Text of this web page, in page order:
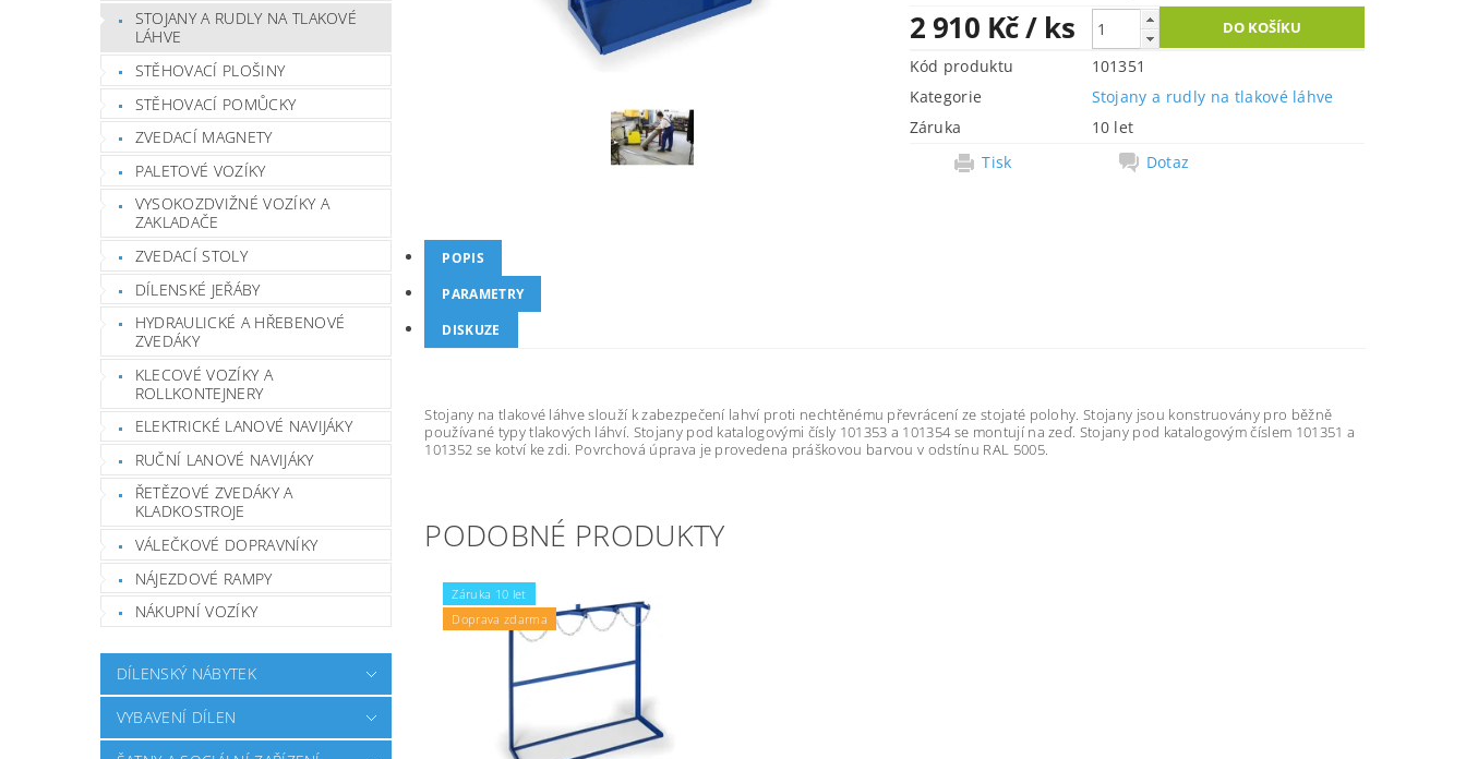
STOJANY A RUDLY NA TLAKOVÉ
LÁHVE
STĚHOVACÍ PLOŠINY
STĚHOVACÍ POMŮCKY
ZVEDACÍ MAGNETY
PALETOVÉ VOZÍKY
VYSOKOZDVIŽNÉ VOZÍKY A
ZAKLADAČE
ZVEDACÍ STOLY
DÍLENSKÉ JEŘÁBY
HYDRAULICKÉ A HŘEBENOVÉ
ZVEDÁKY
KLECOVÉ VOZÍKY A
ROLLKONTEJNERY
ELEKTRICKÉ LANOVÉ NAVIJÁKY
RUČNÍ LANOVÉ NAVIJÁKY
ŘETĚZOVÉ ZVEDÁKY A
KLADKOSTROJE
VÁLEČKOVÉ DOPRAVNÍKY
NÁJEZDOVÉ RAMPY
NÁKUPNÍ VOZÍKY
DÍLENSKÝ NÁBYTEK
VYBAVENÍ DÍLEN
2 910 Kč/ ks
Kód produktu
101351
Kategorie
Stojany a rudly na tlakové láhve
Záruka
10 let
Tisk
Dotaz
POPIS
PARAMETRY
DISKUZE
Stojany na tlakové láhve slouží k zabezpečení lahví proti nechtěnému převrácení ze stojaté polohy. Stojany jsou konstruovány pro běžně
používané typy tlakových láhví. Stojany pod katalogovými čísly 101353 a 101354 se montují na zeď. Stojany pod katalogovým číslem 101351 a
101352 se kotví ke zdi. Povrchová úprava je provedena práškovou barvou v odstínu RAL 5005.
PODOBNÉ PRODUKTY
Záruka 10 let
Doprava zdarma